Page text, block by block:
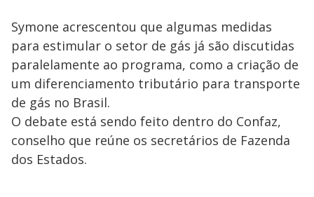
Symone acrescentou que algumas medidas
para estimular o setor de gás já são discutidas
paralelamente ao programa, como a criação de
um diferenciamento tributário para transporte
de gás no Brasil.
O debate está sendo feito dentro do Confaz,
conselho que reúne os secretários de Fazenda
dos Estados.